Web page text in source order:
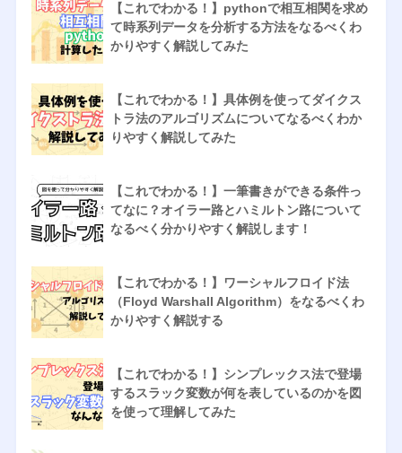
【これでわかる！】pythonで相互相関を求め
て時系列データを分析する方法をなるべくわ
かりやすく解説してみた
【これでわかる！】具体例を使ってダイクス
トラ法のアルゴリズムについてなるべくわか
りやすく解説してみた
【これでわかる！】一筆書きができる条件っ
てなに？オイラー路とハミルトン路について
なるべく分かりやすく解説します！
【これでわかる！】ワーシャルフロイド法
（Floyd Warshall Algorithm）をなるべくわ
かりやすく解説する
【これでわかる！】シンプレックス法で登場
するスラック変数が何を表しているのかを図
を使って理解してみた